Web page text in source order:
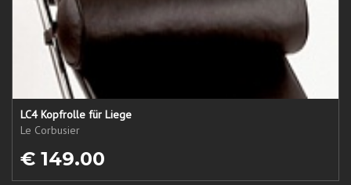
LC4 Kopfrolle für Liege
Le Corbusier
€ 149.00